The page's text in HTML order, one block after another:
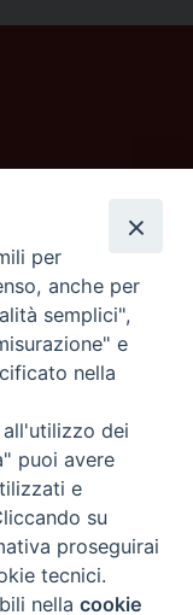
per
anche per
semplici",
e
nella
dei
puoi avere
e
su
proseguirai
tecnici.
nellacookie